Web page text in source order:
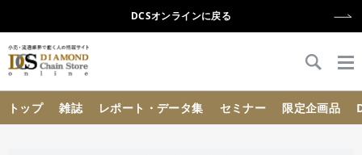
DCSオンラインに戻る
トップ 雑誌 レポート・データ集 セミナー 限定企画品